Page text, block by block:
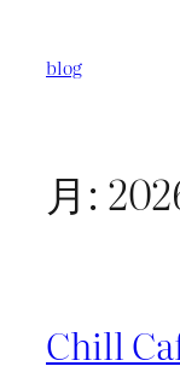
blog
月:
Chill